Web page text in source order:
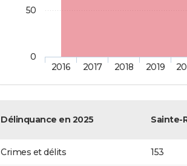
2016 2017 2018 2019
0
50
Délinquance en 2025 Sainte-
Crimes et délits 153